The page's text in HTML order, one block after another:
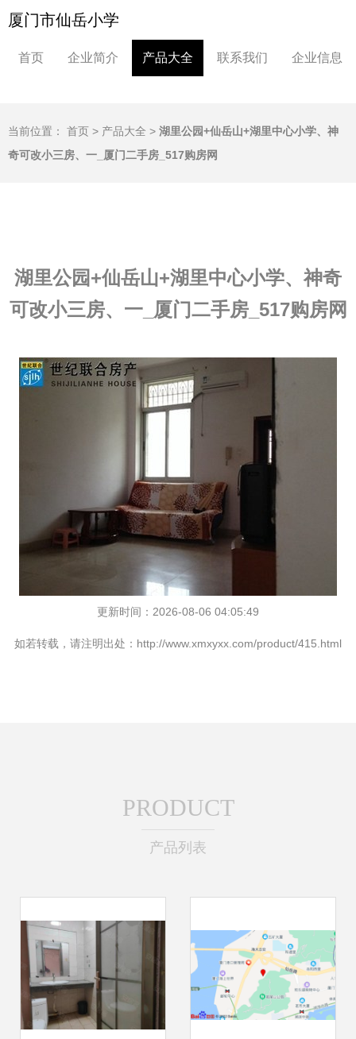
厦门市仙岳小学
首页 企业简介 产品大全 联系我们 企业信息
当前位置： 首页 > 产品大全 > 湖里公园+仙岳山+湖里中心小学、神
奇可改小三房、一_厦门二手房_517购房网
湖里公园+仙岳山+湖里中心小学、神奇
可改小三房、一_厦门二手房_517购房网
更新时间：2026-08-06 04:05:49
如若转载，请注明出处：http://www.xmxyxx.com/product/415.html
PRODUCT
产品列表